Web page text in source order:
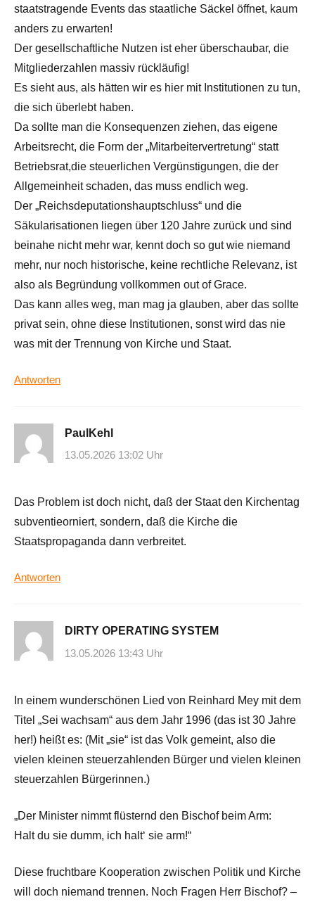
staatstragende Events das staatliche Säckel öffnet, kaum
anders zu erwarten!
Der gesellschaftliche Nutzen ist eher überschaubar, die
Mitgliederzahlen massiv rückläufig!
Es sieht aus, als hätten wir es hier mit Institutionen zu tun,
die sich überlebt haben.
Da sollte man die Konsequenzen ziehen, das eigene
Arbeitsrecht, die Form der „Mitarbeitervertretung“ statt
Betriebsrat,die steuerlichen Vergünstigungen, die der
Allgemeinheit schaden, das muss endlich weg.
Der „Reichsdeputationshauptschluss“ und die
Säkularisationen liegen über 120 Jahre zurück und sind
beinahe nicht mehr war, kennt doch so gut wie niemand
mehr, nur noch historische, keine rechtliche Relevanz, ist
also als Begründung vollkommen out of Grace.
Das kann alles weg, man mag ja glauben, aber das sollte
privat sein, ohne diese Institutionen, sonst wird das nie
was mit der Trennung von Kirche und Staat.
Antworten
PaulKehl
13.05.2026 13:02 Uhr
Das Problem ist doch nicht, daß der Staat den Kirchentag
subventieorniert, sondern, daß die Kirche die
Staatspropaganda dann verbreitet.
Antworten
DIRTY OPERATING SYSTEM
13.05.2026 13:43 Uhr
In einem wunderschönen Lied von Reinhard Mey mit dem
Titel „Sei wachsam“ aus dem Jahr 1996 (das ist 30 Jahre
her!) heißt es: (Mit „sie“ ist das Volk gemeint, also die
vielen kleinen steuerzahlenden Bürger und vielen kleinen
steuerzahlen Bürgerinnen.)
„Der Minister nimmt flüsternd den Bischof beim Arm:
Halt du sie dumm, ich halt‘ sie arm!“
Diese fruchtbare Kooperation zwischen Politik und Kirche
will doch niemand trennen. Noch Fragen Herr Bischof? –